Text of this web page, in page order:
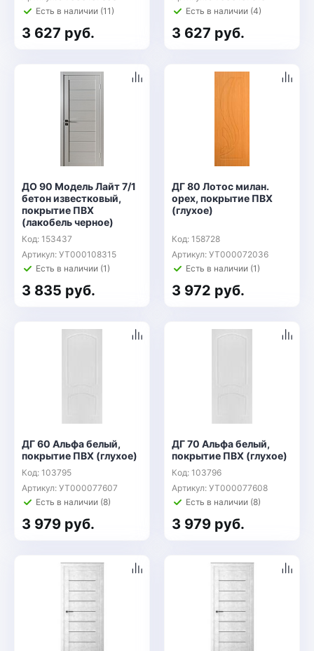
Есть в наличии (11)
3 627 руб.
Есть в наличии (4)
3 627 руб.
ДО 90 Модель Лайт 7/1
бетон известковый,
покрытие ПВХ
(лакобель черное)
Код: 153437
Артикул: УТ000108315
Есть в наличии (1)
3 835 руб.
ДГ 80 Лотос милан.
орех, покрытие ПВХ
(глухое)
Код: 158728
Артикул: УТ000072036
Есть в наличии (1)
3 972 руб.
ДГ 60 Альфа белый,
покрытие ПВХ (глухое)
Код: 103795
Артикул: УТ000077607
Есть в наличии (8)
3 979 руб.
ДГ 70 Альфа белый,
покрытие ПВХ (глухое)
Код: 103796
Артикул: УТ000077608
Есть в наличии (8)
3 979 руб.